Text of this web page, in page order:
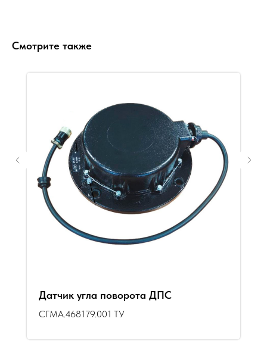
Смотрите также
Датчик угла поворота ДПС
СГМА.468179.001 ТУ